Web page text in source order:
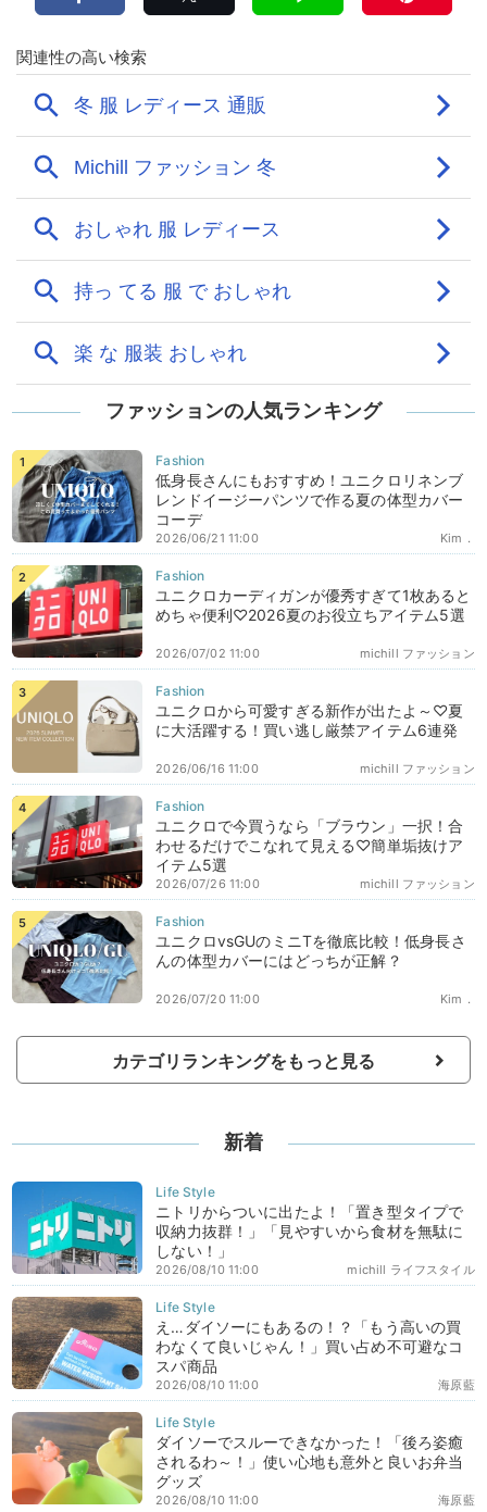
ファッションの人気ランキング
低身長さんにもおすすめ！ユニクロリネンブ
レンドイージーパンツで作る夏の体型カバー
コーデ
Kim．
2026/06/21 11:00
ユニクロカーディガンが優秀すぎて1枚あると
めちゃ便利♡2026夏のお役立ちアイテム5選
michill ファッション
2026/07/02 11:00
ユニクロから可愛すぎる新作が出たよ～♡夏
に大活躍する！買い逃し厳禁アイテム6連発
michill ファッション
2026/06/16 11:00
ユニクロで今買うなら「ブラウン」一択！合
わせるだけでこなれて見える♡簡単垢抜けア
イテム5選
michill ファッション
2026/07/26 11:00
ユニクロvsGUのミニTを徹底比較！低身長さ
んの体型カバーにはどっちが正解？
Kim．
2026/07/20 11:00
カテゴリランキングをもっと見る
新着
ニトリからついに出たよ！「置き型タイプで
収納力抜群！」「見やすいから食材を無駄に
しない！」
michill ライフスタイル
2026/08/10 11:00
え…ダイソーにもあるの！？「もう高いの買
わなくて良いじゃん！」買い占め不可避なコ
スパ商品
海原藍
2026/08/10 11:00
ダイソーでスルーできなかった！「後ろ姿癒
されるわ～！」使い心地も意外と良いお弁当
グッズ
海原藍
2026/08/10 11:00